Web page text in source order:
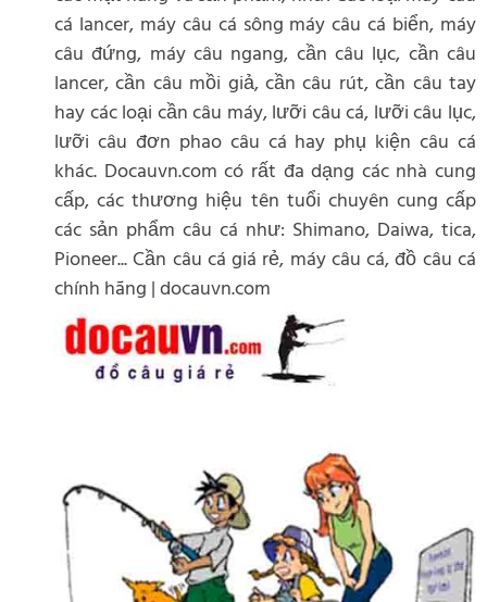
cá lancer, máy câu cá sông máy câu cá biển, máy
câu đứng, máy câu ngang, cần câu lục, cần câu
lancer, cần câu mồi giả, cần câu rút, cần câu tay
hay các loại cần câu máy, lưỡi câu cá, lưỡi câu lục,
lưỡi câu đơn phao câu cá hay phụ kiện câu cá
khác. Docauvn.com có rất đa dạng các nhà cung
cấp, các thương hiệu tên tuổi chuyên cung cấp
các sản phẩm câu cá như: Shimano, Daiwa, tica,
Pioneer... Cần câu cá giá rẻ, máy câu cá, đồ câu cá
chính hãng | docauvn.com